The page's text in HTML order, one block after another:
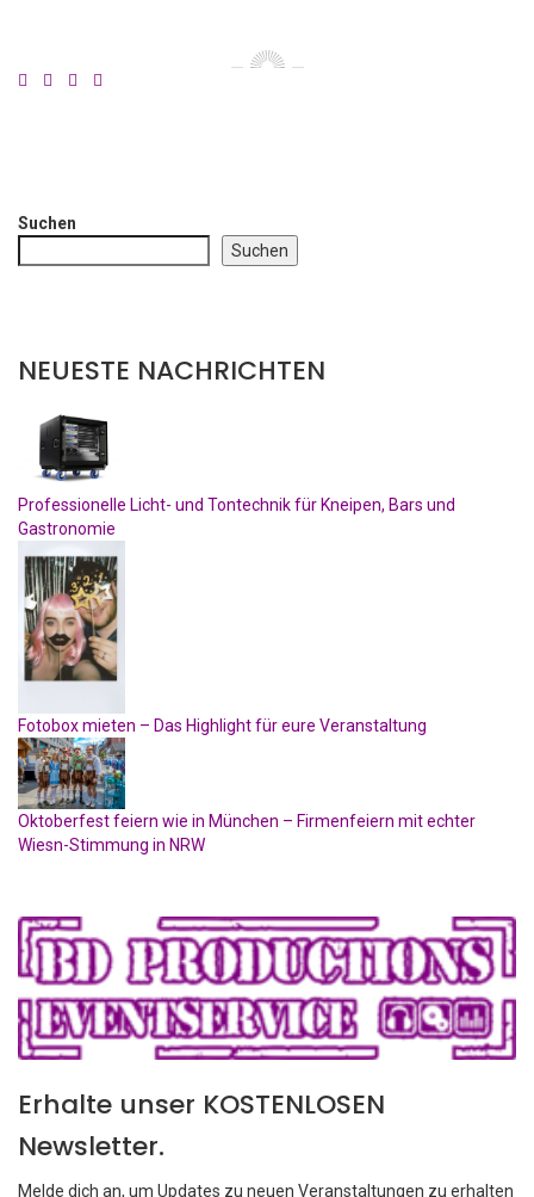
Suchen
Suchen
NEUESTE NACHRICHTEN
Professionelle Licht- und Tontechnik für Kneipen, Bars und
Gastronomie
Fotobox mieten – Das Highlight für eure Veranstaltung
Oktoberfest feiern wie in München – Firmenfeiern mit echter
Wiesn-Stimmung in NRW
Erhalte unser KOSTENLOSEN
Newsletter.
Melde dich an, um Updates zu neuen Veranstaltungen zu erhalten